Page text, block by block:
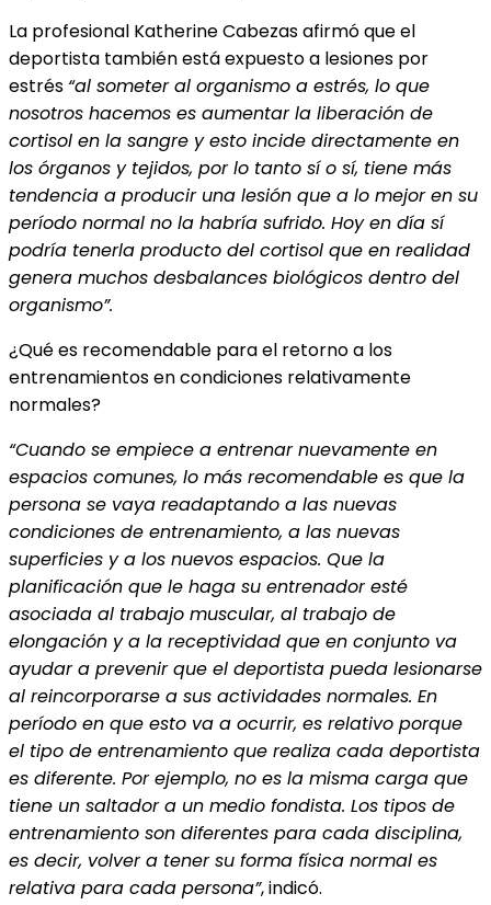
La profesional Katherine Cabezas afirmó que el
deportista también está expuesto a lesiones por
estrés “al someter al organismo a estrés, lo que
nosotros hacemos es aumentar la liberación de
cortisol en la sangre y esto incide directamente en
los órganos y tejidos, por lo tanto sí o sí, tiene más
tendencia a producir una lesión que a lo mejor en su
período normal no la habría sufrido. Hoy en día sí
podría tenerla producto del cortisol que en realidad
genera muchos desbalances biológicos dentro del
organismo”.
¿Qué es recomendable para el retorno a los
entrenamientos en condiciones relativamente
normales?
“Cuando se empiece a entrenar nuevamente en
espacios comunes, lo más recomendable es que la
persona se vaya readaptando a las nuevas
condiciones de entrenamiento, a las nuevas
superficies y a los nuevos espacios. Que la
planificación que le haga su entrenador esté
asociada al trabajo muscular, al trabajo de
elongación y a la receptividad que en conjunto va
ayudar a prevenir que el deportista pueda lesionarse
al reincorporarse a sus actividades normales. En
período en que esto va a ocurrir, es relativo porque
el tipo de entrenamiento que realiza cada deportista
es diferente. Por ejemplo, no es la misma carga que
tiene un saltador a un medio fondista. Los tipos de
entrenamiento son diferentes para cada disciplina,
es decir, volver a tener su forma física normal es
relativa para cada persona”, indicó.